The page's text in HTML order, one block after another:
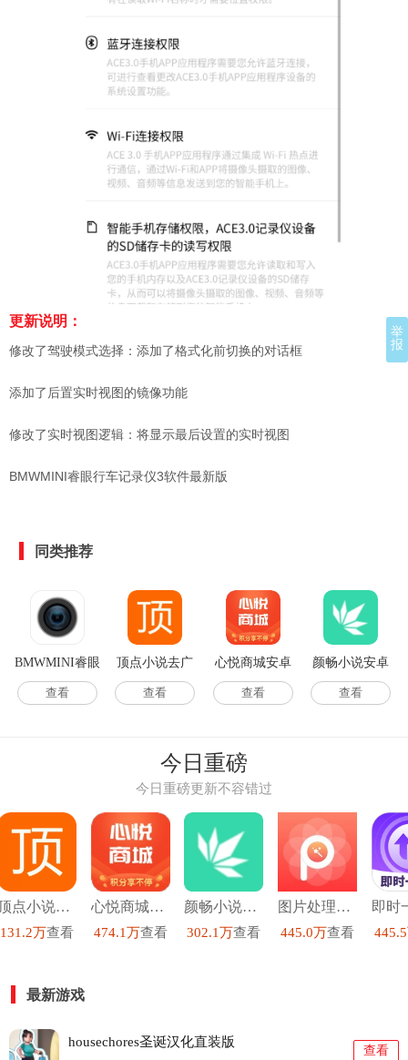
更新说明：
修改了驾驶模式选择：添加了格式化前切换的对话框
添加了后置实时视图的镜像功能
修改了实时视图逻辑：将显示最后设置的实时视图
BMWMINI睿眼行车记录仪3软件最新版
同类推荐
BMWMINI睿眼
行车记录仪3软
查看
顶点小说去广
告版
查看
心悦商城安卓
直装版
查看
颜畅小说安卓
官方版
查看
今日重磅
今日重磅更新不容错过
顶点小说去广告版
131.2万查看
心悦商城安卓直装版
474.1万查看
颜畅小说安卓官方版
302.1万查看
图片处理p图直装版
445.0万查看
最新游戏
housechores圣诞汉化直装版
查看
举
报